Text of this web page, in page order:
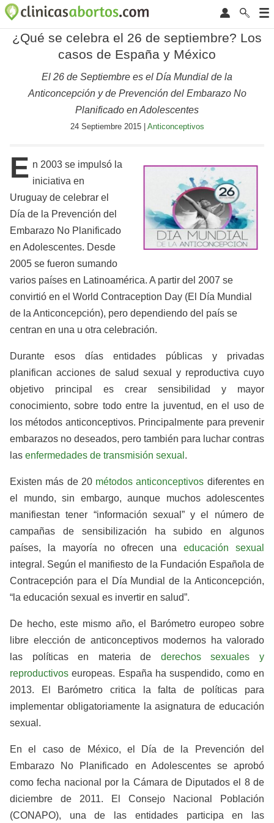
¿Qué se celebra el 26 de septiembre? Los
casos de España y México
El 26 de Septiembre es el Día Mundial de la
Anticoncepción y de Prevención del Embarazo No
Planificado en Adolescentes
24 Septiembre 2015 | Anticonceptivos
E n 2003 se impulsó la
iniciativa en
Uruguay de celebrar el
Día de la Prevención del
Embarazo No Planificado
en Adolescentes. Desde
2005 se fueron sumando
varios países en Latinoamérica. A partir del 2007 se
convirtió en el World Contraception Day (El Día Mundial
de la Anticoncepción), pero dependiendo del país se
centran en una u otra celebración.
Durante esos días entidades públicas y privadas
planifican acciones de salud sexual y reproductiva cuyo
objetivo principal es crear sensibilidad y mayor
conocimiento, sobre todo entre la juventud, en el uso de
los métodos anticonceptivos. Principalmente para prevenir
embarazos no deseados, pero también para luchar contras
las enfermedades de transmisión sexual .
Existen más de 20 métodos anticonceptivos diferentes en
el mundo, sin embargo, aunque muchos adolescentes
manifiestan tener “información sexual” y el número de
campañas de sensibilización ha subido en algunos
países, la mayoría no ofrecen unaeducación sexual
integral. Según el manifiesto de la Fundación Española de
Contracepción para el Día Mundial de la Anticoncepción,
“la educación sexual es invertir en salud”.
De hecho, este mismo año, el Barómetro europeo sobre
libre elección de anticonceptivos modernos ha valorado
las políticas en materia de derechos sexuales y
reproductivos europeas. España ha suspendido, como en
2013. El Barómetro critica la falta de políticas para
implementar obligatoriamente la asignatura de educación
sexual.
En el caso de México, el Día de la Prevención del
Embarazo No Planificado en Adolescentes se aprobó
como fecha nacional por la Cámara de Diputados el 8 de
diciembre de 2011. El Consejo Nacional Población
(CONAPO), una de las entidades participa en las